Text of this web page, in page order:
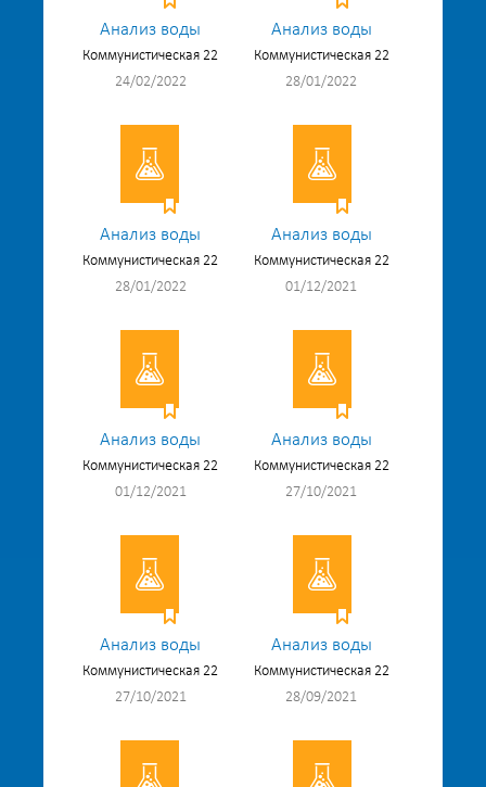
Анализ воды
Коммунистическая 22
24/02/2022
Анализ воды
Коммунистическая 22
28/01/2022
Анализ воды
Коммунистическая 22
28/01/2022
Анализ воды
Коммунистическая 22
01/12/2021
Анализ воды
Коммунистическая 22
01/12/2021
Анализ воды
Коммунистическая 22
27/10/2021
Анализ воды
Коммунистическая 22
27/10/2021
Анализ воды
Коммунистическая 22
28/09/2021